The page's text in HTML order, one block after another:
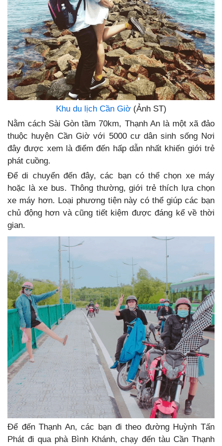
Khu du lịch Cần Giờ(Ảnh ST)
Nằm cách Sài Gòn tầm 70km, Thạnh An là một xã đảo
thuộc huyện Cần Giờ với 5000 cư dân sinh sống Nơi
đây được xem là điểm đến hấp dẫn nhất khiến giới trẻ
phát cuồng.
Để di chuyển đến đây, các bạn có thể chọn xe máy
hoặc là xe bus. Thông thường, giới trẻ thích lựa chọn
xe máy hơn. Loại phương tiện này có thể giúp các bạn
chủ động hơn và cũng tiết kiệm được đáng kể về thời
gian.
Để đến Thạnh An, các bạn đi theo đường Huỳnh Tấn
Phát đi qua phà Bình Khánh, chạy đến tàu Cần Thạnh